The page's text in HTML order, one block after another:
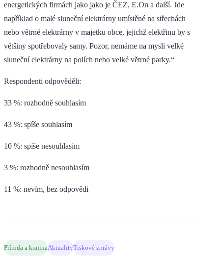
energetických firmách jako jako je ČEZ, E.On a další. Jde
například o malé sluneční elektrárny umístěné na střechách
nebo větrné elektrárny v majetku obce, jejichž elektřinu by s
většiny spotřebovaly samy. Pozor, nemáme na mysli velké
sluneční elektrárny na polích nebo velké větrné parky.“
Respondenti odpověděli:
33 %: rozhodně souhlasím
43 %: spíše souhlasím
10 %: spíše nesouhlasím
3 %: rozhodně nesouhlasím
11 %: nevím, bez odpovědi
Příroda a krajinaAktualityTiskové zprávy